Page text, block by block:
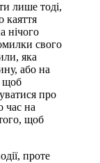
лише тоді,
каяття
нічого
свого
яка
або на
щоб
про
час на
щоб
проте